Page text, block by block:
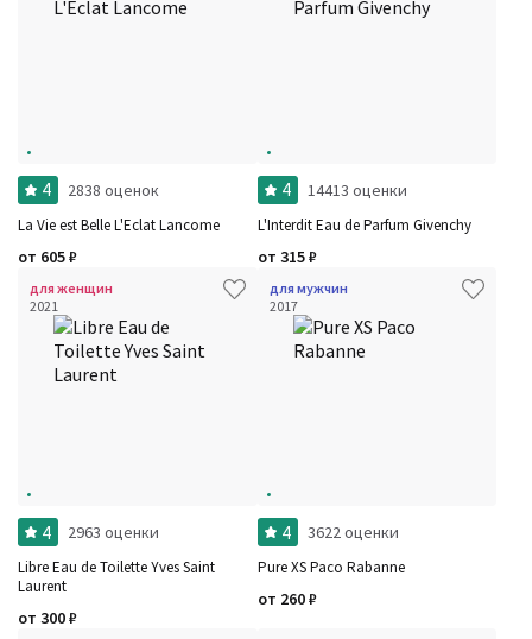
4 2838 оценок
La Vie est Belle L'Eclat Lancome
от 605₽
4 14413 оценки
L'Interdit Eau de Parfum Givenchy
от 315₽
для женщин
2021
4 2963 оценки
Libre Eau de Toilette Yves Saint
Laurent
от 300₽
для мужчин
2017
4 3622 оценки
Pure XS Paco Rabanne
от 260₽